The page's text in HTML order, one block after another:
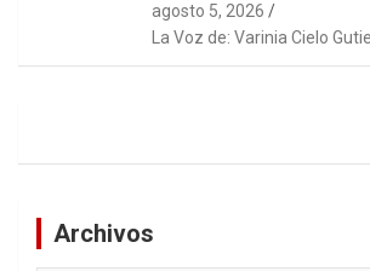
agosto 5, 2026
La Voz de: Varinia Cielo
Archivos